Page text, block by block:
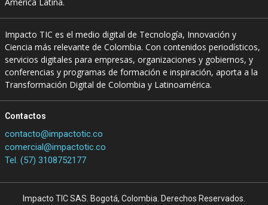
Impacto TIC es el medio digital de Tecnología, Innovación y
Ciencia más relevante de Colombia. Con contenidos periodísticos,
servicios digitales para empresas, organizaciones y gobiernos, y
conferencias y programas de formación e inspiración, aporta a la
Transformación Digital de Colombia y Latinoamérica.
Contactos
contacto@impactotic.co
comercial@impactotic.co
Tel. (57) 3108752177
Impacto TIC SAS. Bogotá, Colombia. Derechos Reservados.